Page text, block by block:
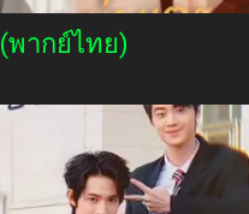
(พากย์ไทย)